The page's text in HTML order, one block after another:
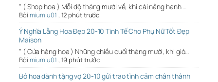
" ( Shop hoa ) Mỗi độ tháng mười về, khi cái nắng hanh …
Bởi miumiu01 , 12 phút trước
Ý Nghĩa Lẵng Hoa Đẹp 20-10 Tinh Tế Cho Phụ Nữ Tốt Đẹp
Maison
" ( Cửa hàng hoa ) Những chiều cuối tháng mười, khi gió…
Bởi miumiu01 , 19 phút trước
Bó hoa dành tặng vợ 20-10 gửi trao tình cảm chân thành